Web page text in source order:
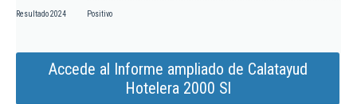
Resultado 2024 Positivo
Accede al Informe ampliado de Calatayud
Hotelera 2000 Sl